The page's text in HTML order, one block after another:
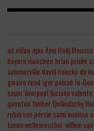
ac milan ajax Anis Hadj Moussa
bayern munchen brian priske
summerville david hancko de
givairo read igor paixao In-
sauer liverpool luciano valente
quenten timber Quilindschy
robin van persie sami ouaissa
timon wellenreutherwillem